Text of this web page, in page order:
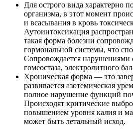
Для острого вида характерно
организма, в этот момент
и всасывания в кровь
Аутоинтоксикация
такая форма болезни
гормональной системы, что
Сопровождается нарушениями
гомеостаза, электролитного
Хроническая форма — это
развивается азотемическая
полное нарушение функций
Происходят критические
повышением уровня калия и
может быть летальный исход.